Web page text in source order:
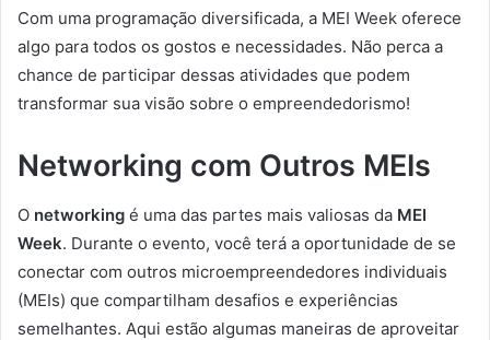
Com uma programação diversificada, a MEI Week oferece
algo para todos os gostos e necessidades. Não perca a
chance de participar dessas atividades que podem
transformar sua visão sobre o empreendedorismo!
Networking com Outros MEIs
O networking é uma das partes mais valiosas da MEI
Week. Durante o evento, você terá a oportunidade de se
conectar com outros microempreendedores individuais
(MEIs) que compartilham desafios e experiências
semelhantes. Aqui estão algumas maneiras de aproveitar